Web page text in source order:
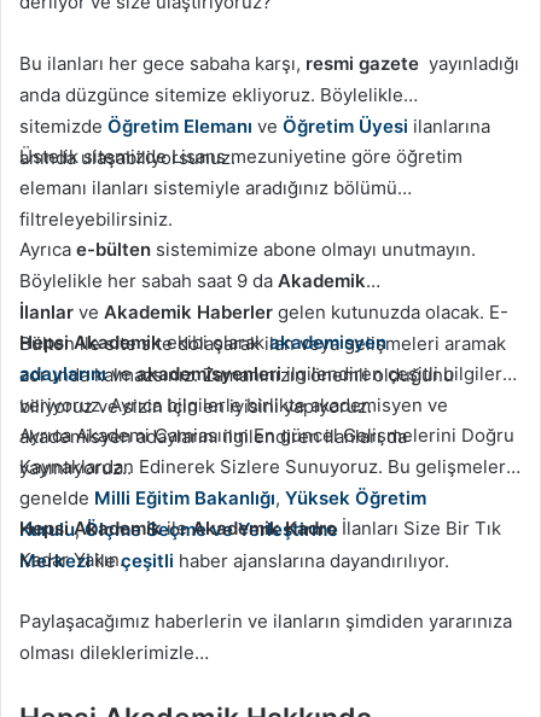
Bu ilanları her gece sabaha karşı, resmi gazete yayınladığı
anda düzgünce sitemize ekliyoruz. Böylelikle
sitemizde Öğretim Elemanı ve Öğretim Üyesi ilanlarına
anında ulaşabiliyorsunuz.
Üstelik sitemizde Lisans mezuniyetine göre öğretim
elemanı ilanları sistemiyle aradığınız bölümü
filtreleyebilirsiniz.
Ayrıca e-bülten sistemimize abone olmayı unutmayın.
Böylelikle her sabah saat 9 da Akademik
İlanlar ve Akademik Haberler gelen kutunuzda olacak. E-
Bülten ile site site dolaşarak ilan veya gelişmeleri aramak
zorunda kalmazsınız. Zamanınızın önemli olduğunu
biliyoruz ve sizin için en iyisini yapıyoruz.
Hepsi Akademikekibi olarakakademisyen
adaylarınıveakademisyenleriilgilendiren çeşitli bilgiler
veriyoruz. Ayrıca bilgilerle birlikte akademisyen ve
akademisyen adaylarını ilgilendiren ilanları da
yayınlıyoruz..
Ayrıca Akademi Camiasının En güncel Gelişmelerini Doğru
Kaynaklardan Edinerek Sizlere Sunuyoruz. Bu gelişmeler
genelde Milli Eğitim Bakanlığı, Yüksek Öğretim
Kurulu,Ölçme Seçme ve Yerleştirme
Merkezi ileçeşitli haber ajanslarına dayandırılıyor.
Hepsi AkademikileAkademik Kadroİlanları Size Bir Tık
Kadar Yakın.
Paylaşacağımız haberlerin ve ilanların şimdiden yararınıza
olması dileklerimizle…